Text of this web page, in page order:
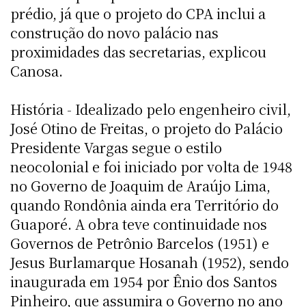
prédio, já que o projeto do CPA inclui a
construção do novo palácio nas
proximidades das secretarias, explicou
Canosa.
História - Idealizado pelo engenheiro civil,
José Otino de Freitas, o projeto do Palácio
Presidente Vargas segue o estilo
neocolonial e foi iniciado por volta de 1948
no Governo de Joaquim de Araújo Lima,
quando Rondônia ainda era Território do
Guaporé. A obra teve continuidade nos
Governos de Petrônio Barcelos (1951) e
Jesus Burlamarque Hosanah (1952), sendo
inaugurada em 1954 por Ênio dos Santos
Pinheiro, que assumira o Governo no ano